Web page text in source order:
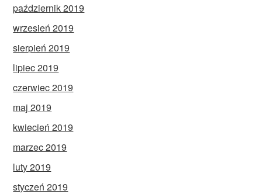
październik 2019
wrzesień 2019
sierpień 2019
lipiec 2019
czerwiec 2019
maj 2019
kwiecień 2019
marzec 2019
luty 2019
styczeń 2019